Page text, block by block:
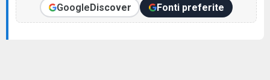
GoogleDiscover Fonti preferite